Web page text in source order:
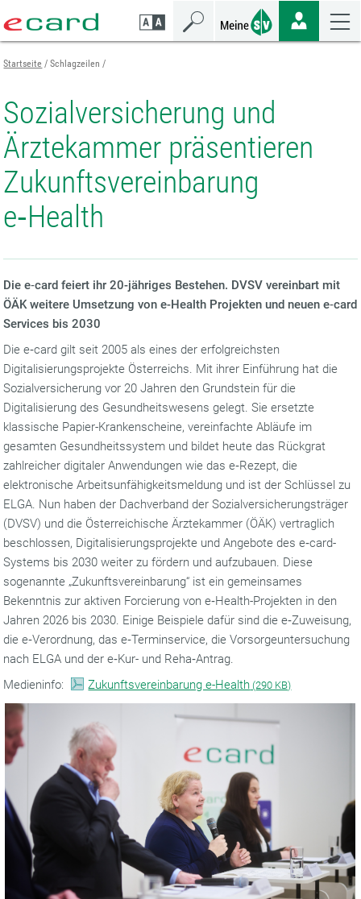
Seiteninhalt
springen
Navigation
springen
Mobilen
Navigation
springen
Startseite Schlagzeilen
Sozialversicherung und
Ärztekammer präsentieren
Zukunftsvereinbarung
e‑Health
Die e‑card feiert ihr 20-jähriges Bestehen. DVSV vereinbart mit
ÖÄK weitere Umsetzung von e-Health Projekten und neuen e‑card
Services bis 2030
Die e‑card gilt seit 2005 als eines der erfolgreichsten
Digitalisierungsprojekte Österreichs. Mit ihrer Einführung hat die
Sozialversicherung vor 20 Jahren den Grundstein für die
Digitalisierung des Gesundheitswesens gelegt. Sie ersetzte
klassische Papier-Krankenscheine, vereinfachte Abläufe im
gesamten Gesundheitssystem und bildet heute das Rückgrat
zahlreicher digitaler Anwendungen wie das e‑Rezept, die
elektronische Arbeitsunfähigkeitsmeldung und ist der Schlüssel zu
ELGA. Nun haben der Dachverband der Sozialversicherungsträger
(DVSV) und die Österreichische Ärztekammer (ÖÄK) vertraglich
beschlossen, Digitalisierungsprojekte und Angebote des e‑card-
Systems bis 2030 weiter zu fördern und aufzubauen. Diese
sogenannte „Zukunftsvereinbarung“ ist ein gemeinsames
Bekenntnis zur aktiven Forcierung von e‑Health-Projekten in den
Jahren 2026 bis 2030. Einige Beispiele dafür sind die e‑Zuweisung,
die e‑Verordnung, das e‑Terminservice, die Vorsorgeuntersuchung
nach ELGA und der e‑Kur- und Reha‑Antrag.
Medieninfo:
Zukunftsvereinbarung e-Health (290 KB)